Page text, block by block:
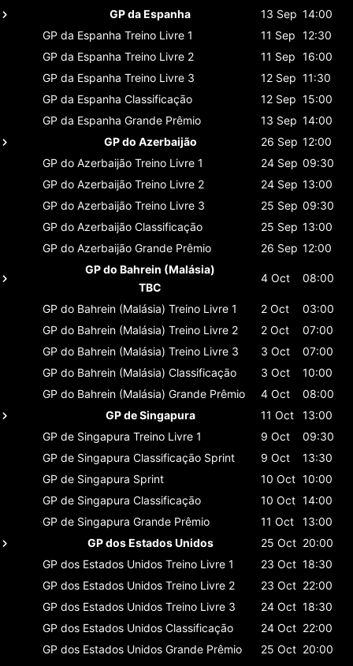
GP da Espanha
13 Sep 14:00
GP da Espanha Treino Livre 1 11 Sep 12:30
GP da Espanha Treino Livre 2 11 Sep 16:00
GP da Espanha Treino Livre 3 12 Sep 11:30
GP da Espanha Classificaçāo 12 Sep 15:00
GP da Espanha Grande Prêmio 13 Sep 14:00
GP do Azerbaijão
26 Sep 12:00
GP do Azerbaijão Treino Livre 1 24 Sep 09:30
GP do Azerbaijão Treino Livre 2 24 Sep 13:00
GP do Azerbaijão Treino Livre 3 25 Sep 09:30
GP do Azerbaijão Classificaçāo 25 Sep 13:00
GP do Azerbaijão Grande Prêmio 26 Sep 12:00
GP do Bahrein (Malásia)
TBC
4 Oct 08:00
GP do Bahrein (Malásia) Treino Livre 1 2 Oct
03:00
GP do Bahrein (Malásia) Treino Livre 2 2 Oct
07:00
GP do Bahrein (Malásia) Treino Livre 3 3 Oct
07:00
GP do Bahrein (Malásia) Classificaçāo 3 Oct
10:00
GP do Bahrein (Malásia) Grande Prêmio 4 Oct
08:00
GP de Singapura
11 Oct
13:00
GP de Singapura Treino Livre 1 9 Oct
09:30
GP de Singapura Classificaçāo Sprint 9 Oct
13:30
GP de Singapura Sprint 10 Oct 10:00
GP de Singapura Classificaçāo 10 Oct 14:00
GP de Singapura Grande Prêmio 11 Oct
13:00
GP dos Estados Unidos
25 Oct 20:00
GP dos Estados Unidos Treino Livre 1 23 Oct 18:30
GP dos Estados Unidos Treino Livre 2 23 Oct 22:00
GP dos Estados Unidos Treino Livre 3 24 Oct 18:30
GP dos Estados Unidos Classificaçāo 24 Oct 22:00
GP dos Estados Unidos Grande Prêmio 25 Oct 20:00